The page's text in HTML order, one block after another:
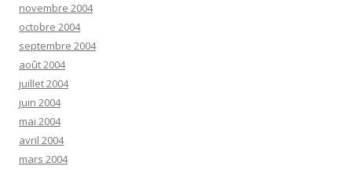
novembre 2004
octobre 2004
septembre 2004
août 2004
juillet 2004
juin 2004
mai 2004
avril 2004
mars 2004